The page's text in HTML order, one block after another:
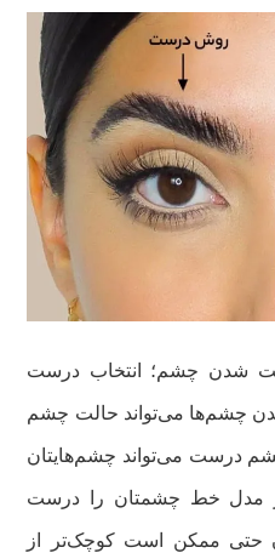
شدن چشم؛ انتخاب درست
چشم‌ها می‌تواند حالت چشم
درست می‌تواند چشم‌هایتان
مدل خط چشمتان را درست
حتی ممکن است کوچک‌تر از